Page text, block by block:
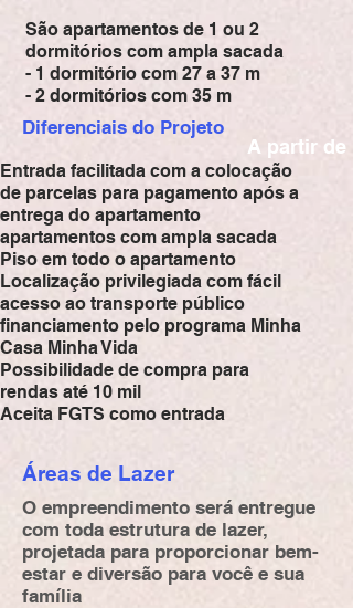
São apartamentos de 1 ou 2
dormitórios com ampla sacada
- 1 dormitório com 27 a 37 m
- 2 dormitórios com 35 m
A partir de
Diferenciais do Projeto
Entrada facilitada com a colocação
de parcelas para pagamento após a
entrega do apartamento
apartamentos com ampla sacada
Piso em todo o apartamento
Localização privilegiada com fácil
acesso ao transporte público
financiamento pelo programa Minha
Casa Minha Vida
Possibilidade de compra para
rendas até 10 mil
Aceita FGTS como entrada
Áreas de Lazer
O empreendimento será entregue
com toda estrutura de lazer,
projetada para proporcionar bem-
estar e diversão para você e sua
família